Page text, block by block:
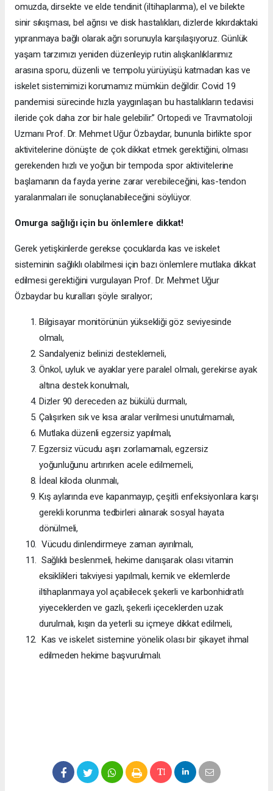
omuzda, dirsekte ve elde tendinit (iltihaplanma), el ve bilekte
sinir sıkışması, bel ağrısı ve disk hastalıkları, dizlerde kıkırdaktaki
yıpranmaya bağlı olarak ağrı sorunuyla karşılaşıyoruz. Günlük
yaşam tarzımızı yeniden düzenleyip rutin alışkanlıklarımız
arasına sporu, düzenli ve tempolu yürüyüşü katmadan kas ve
iskelet sistemimizi korumamız mümkün değildir. Covid 19
pandemisi sürecinde hızla yaygınlaşan bu hastalıkların tedavisi
ileride çok daha zor bir hale gelebilir.” Ortopedi ve Travmatoloji
Uzmanı Prof. Dr. Mehmet Uğur Özbaydar, bununla birlikte spor
aktivitelerine dönüşte de çok dikkat etmek gerektiğini, olması
gerekenden hızlı ve yoğun bir tempoda spor aktivitelerine
başlamanın da fayda yerine zarar verebileceğini, kas-tendon
yaralanmaları ile sonuçlanabileceğini söylüyor.
Omurga sağlığı için bu önlemlere dikkat!
Gerek yetişkinlerde gerekse çocuklarda kas ve iskelet
sisteminin sağlıklı olabilmesi için bazı önlemlere mutlaka dikkat
edilmesi gerektiğini vurgulayan Prof. Dr. Mehmet Uğur
Özbaydar bu kuralları şöyle sıralıyor;
Bilgisayar monitörünün yüksekliği göz seviyesinde
olmalı,
Sandalyeniz belinizi desteklemeli,
Önkol, uyluk ve ayaklar yere paralel olmalı, gerekirse ayak
altına destek konulmalı,
Dizler 90 dereceden az bükülü durmalı,
Çalışırken sık ve kısa aralar verilmesi unutulmamalı,
Mutlaka düzenli egzersiz yapılmalı,
Egzersiz vücudu aşırı zorlamamalı, egzersiz
yoğunluğunu artırırken acele edilmemeli,
İdeal kiloda olunmalı,
Kış aylarında eve kapanmayıp, çeşitli enfeksiyonlara karşı
gerekli korunma tedbirleri alınarak sosyal hayata
dönülmeli,
Vücudu dinlendirmeye zaman ayırılmalı,
Sağlıklı beslenmeli, hekime danışarak olası vitamin
eksiklikleri takviyesi yapılmalı, kemik ve eklemlerde
iltihaplanmaya yol açabilecek şekerli ve karbonhidratlı
yiyeceklerden ve gazlı, şekerli içeceklerden uzak
durulmalı, kışın da yeterli su içmeye dikkat edilmeli,
Kas ve iskelet sistemine yönelik olası bir şikayet ihmal
edilmeden hekime başvurulmalı.